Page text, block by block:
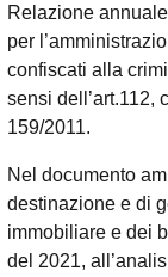
Relazione
per
confiscati alla
sensi dell’art.112,
159/2011.
Nel documento
destinazione e di
immobiliare e dei
del 2021,